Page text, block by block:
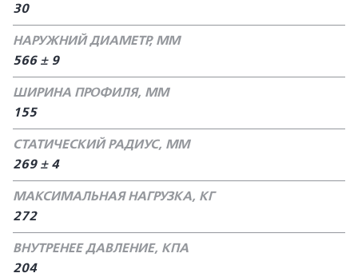
30
НАРУЖНИЙ ДИАМЕТР, ММ
566 ± 9
ШИРИНА ПРОФИЛЯ, ММ
155
СТАТИЧЕСКИЙ РАДИУС, ММ
269 ± 4
МАКСИМАЛЬНАЯ НАГРУЗКА, КГ
272
ВНУТРЕНЕЕ ДАВЛЕНИЕ, КПА
204